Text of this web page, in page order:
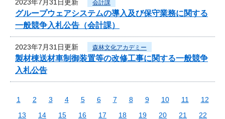
2023年7月31日更新 会計課
グループウェアシステムの導入及び保守業務に関する
一般競争入札公告（会計課）
2023年7月31日更新 森林文化アカデミー
製材棟送材車制御装置等の改修工事に関する一般競争
入札公告
1 2 3 4 5 6 7 8 9 10 11
12
13
14 15 16 17 18 19 20 21
22